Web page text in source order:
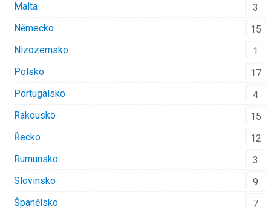
Malta
3
Německo
15
Nizozemsko
1
Polsko
17
Portugalsko
4
Rakousko
15
Řecko
12
Rumunsko
3
Slovinsko
9
Španělsko
7